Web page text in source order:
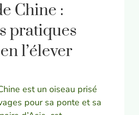
Chine :
pratiques
l’élever
est un oiseau prisé
pour sa ponte et sa